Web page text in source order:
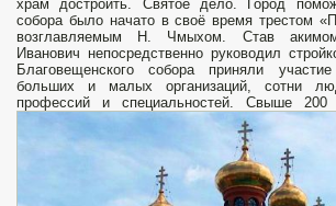
храм достроить. Святое дело. Город
собора было начато в своё время трестом
возглавляемым Н. Чмыхом. Став
Иванович непосредственно руководил
Благовещенского собора приняли
больших и малых организаций, сотни
профессий и специальностей.
Свыше 200